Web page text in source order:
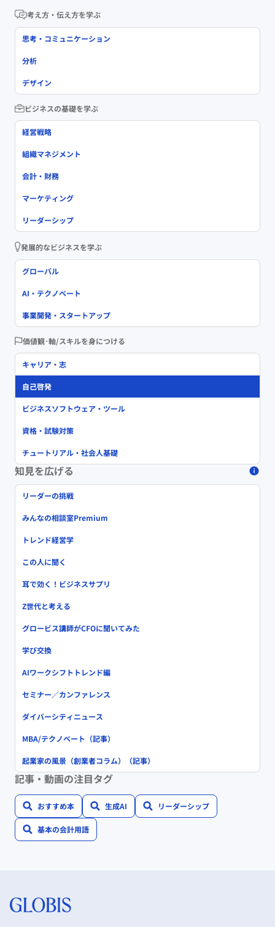
考え方・伝え方を学ぶ
思考・コミュニケーション
分析
デザイン
ビジネスの基礎を学ぶ
経営戦略
組織マネジメント
会計・財務
マーケティング
リーダーシップ
発展的なビジネスを学ぶ
グローバル
AI・テクノベート
事業開発・スタートアップ
価値観･軸/スキルを身につける
キャリア・志
自己啓発
ビジネスソフトウェア・ツール
資格・試験対策
チュートリアル・社会人基礎
知見を広げる
リーダーの挑戦
みんなの相談室Premium
トレンド経営学
この人に聞く
耳で効く！ビジネスサプリ
Z世代と考える
グロービス講師がCFOに聞いてみた
学び交換
AIワークシフトトレンド編
セミナー／カンファレンス
ダイバーシティニュース
MBA/テクノベート（記事）
起業家の風景（創業者コラム）（記事）
記事・動画の注目タグ
おすすめ本 生成AI リーダーシップ
基本の会計用語